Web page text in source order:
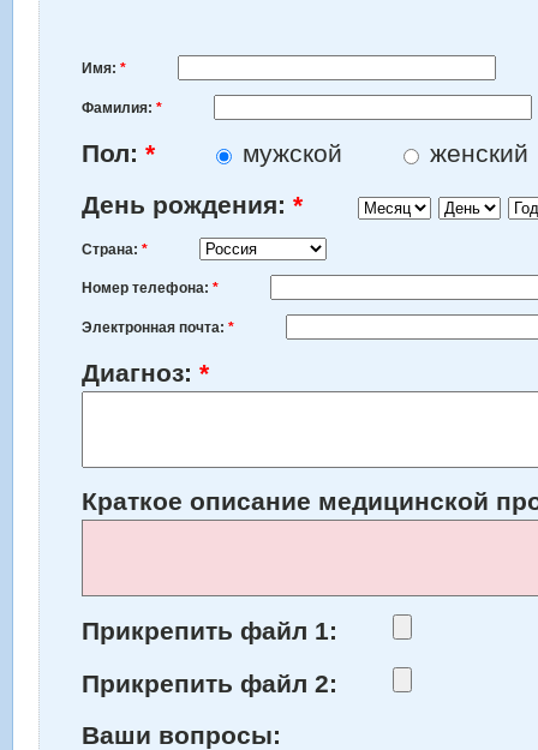
Имя: *
Фамилия: *
Пол: * мужской
женский
День рождения: * Месяц День Год
Страна: *
Номер телефона: *
Электронная почта: *
Диагноз: *
Краткое описание медицинской
Прикрепить файл 1:
Прикрепить файл 2:
Ваши вопросы: